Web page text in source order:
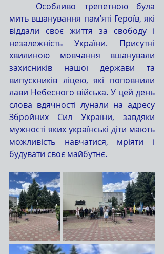
мить вшанування пам’яті Героїв, які
віддали своє життя за свободу і
незалежність України. Присутні
хвилиною мовчання вшанували
захисників нашої держави та
випускників ліцею, які поповнили
лави Небесного війська. У цей день
слова вдячності лунали на адресу
Збройних Сил України, завдяки
мужності яких українські діти мають
можливість навчатися, мріяти і
будувати своє майбутнє.